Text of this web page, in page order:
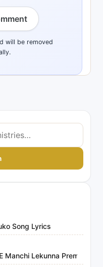
will be removed
Song Lyrics
Lekunna